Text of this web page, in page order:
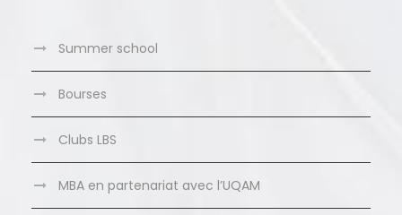
Summer school
Bourses
Clubs LBS
MBA en partenariat avec l’UQAM